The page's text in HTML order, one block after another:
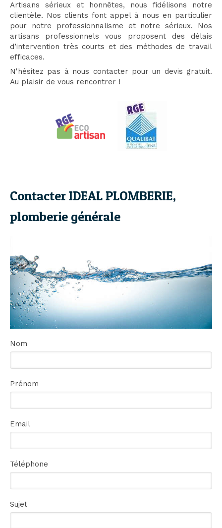
Artisans sérieux et honnêtes, nous fidélisons notre
clientèle. Nos clients font appel à nous en particulier
pour notre professionnalisme et notre sérieux. Nos
artisans professionnels vous proposent des délais
d’intervention très courts et des méthodes de travail
efficaces.
N'hésitez pas à nous contacter pour un devis gratuit.
Au plaisir de vous rencontrer !
Contacter IDEAL PLOMBERIE,
plomberie générale
Nom
Prénom
Email
Téléphone
Sujet